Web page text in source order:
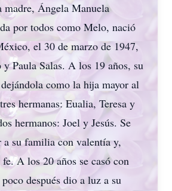
madre, Ángela Manuela
por todos como Melo, nació
el 30 de marzo de 1947,
Paula Salas. A los 19 años, su
como la hija mayor al
hermanas: Eualia, Teresa y
hermanos: Joel y Jesús. Se
a su familia con valentía y,
A los 20 años se casó con
después dio a luz a su